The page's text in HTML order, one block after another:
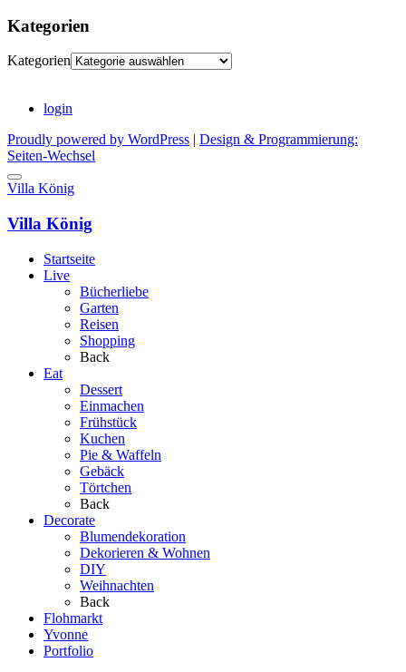
Kategorien
Kategorien
login
Proudly powered by WordPress
Design & Programmierung:
Seiten-Wechsel
Villa König
Villa König
Startseite
Live
Bücherliebe
Garten
Reisen
Shopping
Back
Eat
Dessert
Einmachen
Frühstück
Kuchen
Pie & Waffeln
Gebäck
Törtchen
Back
Decorate
Blumendekoration
Dekorieren & Wohnen
DIY
Weihnachten
Back
Flohmarkt
Yvonne
Portfolio